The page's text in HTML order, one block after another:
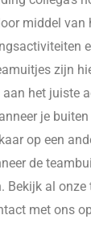
middel van
zijn
aan het juiste
je
op een
de
Bekijk al
met ons